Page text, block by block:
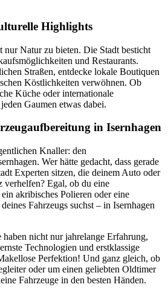
Highlights
nur Natur zu bieten. Die Stadt besticht
und Restaurants.
Straßen, entdecke lokale Boutiquen
Köstlichkeiten verwöhnen. Ob
Küche oder internationale
Gaumen etwas dabei.
in Isernhagen
Knaller: den
Wer hätte gedacht, dass gerade
Experten sitzen, die deinem Auto oder
verhelfen? Egal, ob du eine
akribisches Polieren oder eine
Fahrzeugs suchst – in Isernhagen
nicht nur jahrelange Erfahrung,
Technologien und erstklassige
Perfektion! Und ganz gleich, ob
oder um einen geliebten Oldtimer
Fahrzeuge in den besten Händen.